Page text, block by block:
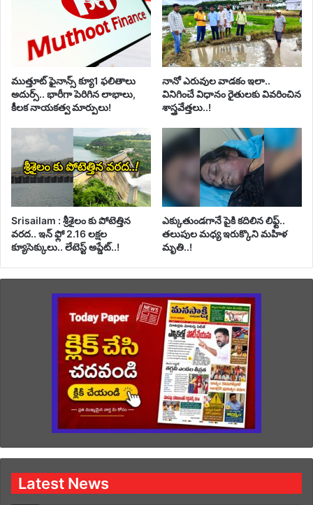
ముత్తూట్ ఫైనాన్స్ క్యూ1 ఫలితాలు
అదుర్స్.. భారీగా పెరిగిన లాభాలు,
కీలక నాయకత్వ మార్పులు!
నానో ఎరువుల వాడకం ఇలా..
వినిగించే విధానం రైతులకు వివరించిన
శాస్త్రవేత్తలు..!
Srisailam : శ్రీశైలం కు పోటెత్తిన
వరద.. ఇన్ ఫ్లో 2.16 లక్షల
క్యూసెక్కులు.. లేటెస్ట్ అప్డేట్..!
ఎక్కుతుండగానే పైకి కదిలిన లిఫ్ట్‌..
తలుపుల మధ్య ఇరుక్కొని మహిళ
మృతి..!
Latest News